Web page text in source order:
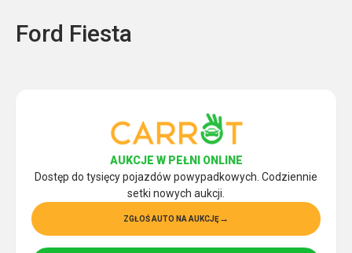
Ford Fiesta
AUKCJE W PEŁNI ONLINE
Dostęp do tysięcy pojazdów powypadkowych. Codziennie
setki nowych aukcji.
ZGŁOŚ AUTO NA AUKCJĘ